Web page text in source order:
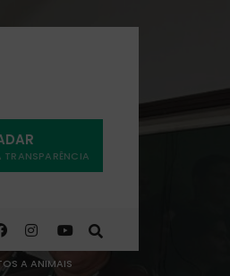
TRANSPARÊNCIA
A ANIMAIS